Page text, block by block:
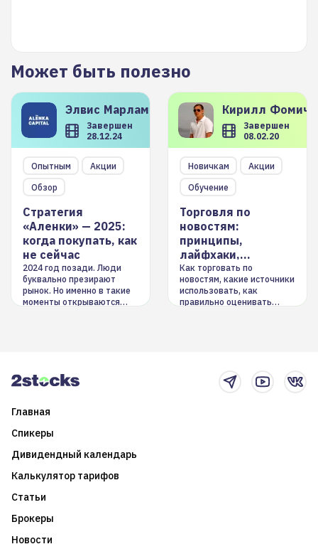
Может быть полезно
Элвис Марламов
Завершен
28.12.24
Опытным
Акции
Обзор
Стратегия
«Аленки» — 2025:
когда покупать, как
не сейчас
2024 год позади. Люди
буквально презирают
рынок. Но именно в такие
моменты открываются
Кирилл
Завершен
08.02.20
Новичкам
Акции
Обучение
Торговля по
новостям:
принципы,
лайфхаки,
инструменты
Как торговать по
новостям, какие источники
использовать, как
правильно оценивать
Главная
Спикеры
Дивидендный календарь
Калькулятор тарифов
Статьи
Брокеры
Новости